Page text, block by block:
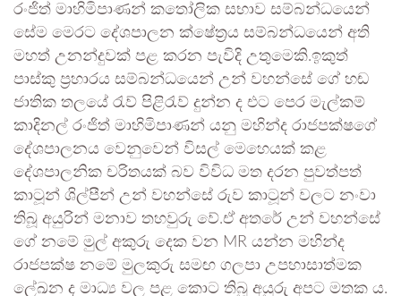
රංජිත් මාහිමිපාණන් කතෝලික සභාව සම්බන්ධයෙන්
සේම මෙරට දේශපාලන ක්ෂේත්‍රය සම්බන්ධයෙන් අති
මහත් උනන්දුවක් පළ කරන පැවිදි උතුමෙකි.ඉකුත්
පාස්කු ප්‍රහාරය සම්බන්ධයෙන් උන් වහන්සේ ගේ හඬ
ජාතික තලයේ රැව් පිළිරැව් දුන්න ද එට පෙර මැල්කම්
කාදිනල් රංජිත් මාහිමිපාණන් යනු මහින්ද රාජපක්ෂගේ
දේශපාලනය වෙනුවෙන් විසල් මෙහෙයක් කළ
දේශපාලනික චරිතයක් බව විවිධ මත දරන පුවත්පත්
කාටූන් ශිල්පීන් උන් වහන්සේ රුව කාටූන් වලට නංවා
තිබූ අයුරින් මනාව තහවුරු වේ.ඒ අතරේ උන් වහන්සේ
ගේ නමේ මුල් අකුරු දෙක වන MR යන්න මහින්ද
රාජපක්ෂ නමේ මුලකුරු සමඟ ගලපා උපහාසාත්මක
ලේඛන ද මාධ්‍ය වල පළ කොට තිබූ අයුරු අපට මතක ය.